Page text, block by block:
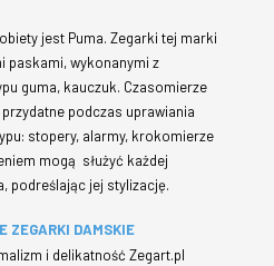
jest Puma. Zegarki tej marki
paskami, wykonanymi z
guma, kauczuk. Czasomierze
podczas uprawiania
stopery, alarmy, krokomierze
mogą służyć każdej
podreślając jej stylizację.
ZEGARKI DAMSKIE
i delikatność Zegart.pl